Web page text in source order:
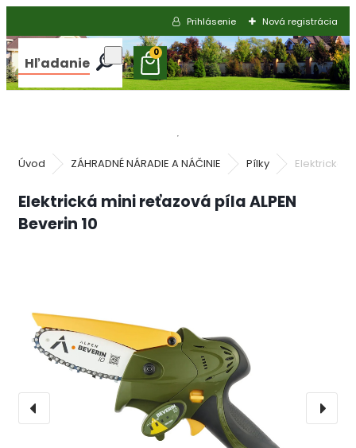
Prihlásenie Nová registrácia
Hľadanie
0
Úvod ZÁHRADNÉ NÁRADIE A NÁČINIE Pílky Elektrická
Elektrická mini reťazová píla ALPEN
Beverin 10